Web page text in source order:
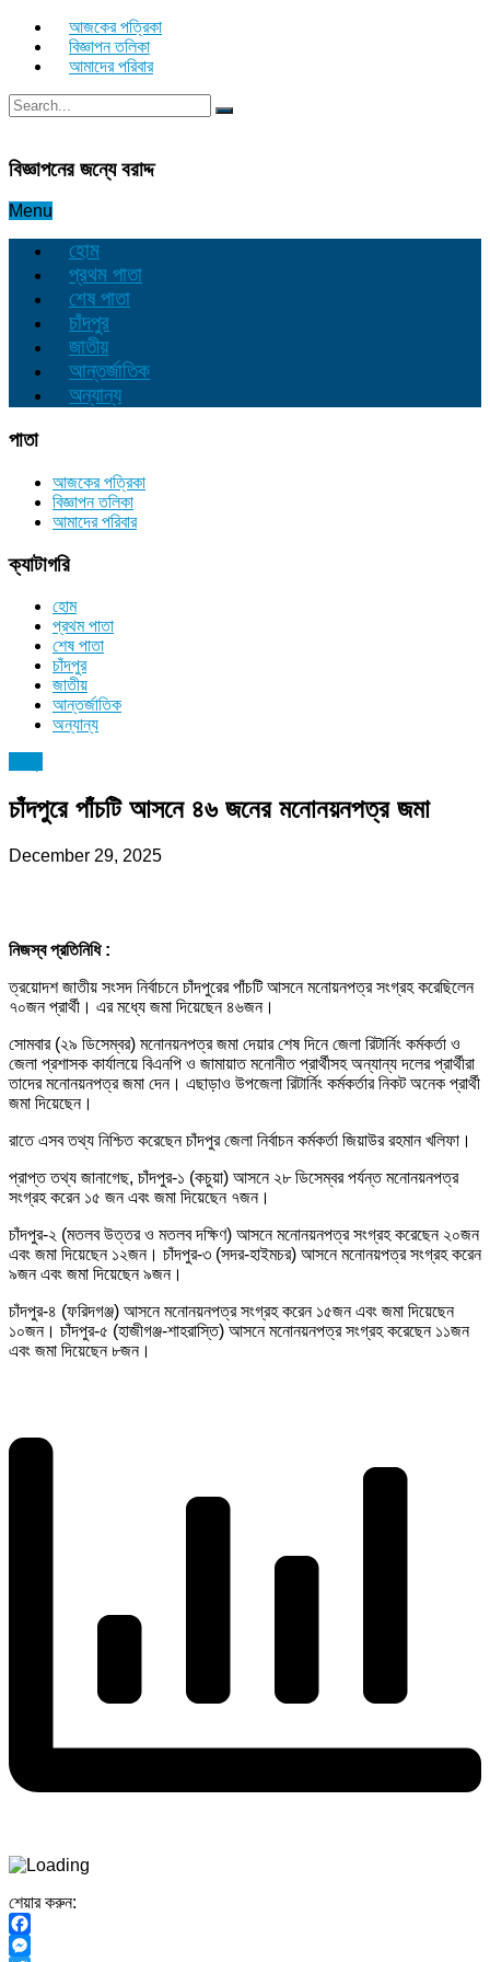
আজকের পত্রিকা
বিজ্ঞাপন তলিকা
আমাদের পরিবার
বিজ্ঞাপনের জন্যে বরাদ্দ
Menu
হোম
প্রথম পাতা
শেষ পাতা
চাঁদপুর
জাতীয়
আন্তর্জাতিক
অন্যান্য
পাতা
আজকের পত্রিকা
বিজ্ঞাপন তলিকা
আমাদের পরিবার
ক্যাটাগরি
হোম
প্রথম পাতা
শেষ পাতা
চাঁদপুর
জাতীয়
আন্তর্জাতিক
অন্যান্য
চাঁদপুরে পাঁচটি আসনে ৪৬ জনের মনোনয়নপত্র জমা
December 29, 2025
নিজস্ব প্রতিনিধি :
ত্রয়োদশ জাতীয় সংসদ নির্বাচনে চাঁদপুরের পাঁচটি আসনে মনোয়নপত্র সংগ্রহ করেছিলেন
৭০জন প্রার্থী। এর মধ্যে জমা দিয়েছেন ৪৬জন।
সোমবার (২৯ ডিসেম্বর) মনোনয়নপত্র জমা দেয়ার শেষ দিনে জেলা রিটার্নিং কর্মকর্তা ও
জেলা প্রশাসক কার্যালয়ে বিএনপি ও জামায়াত মনোনীত প্রার্থীসহ অন্যান্য দলের প্রার্থীরা
তাদের মনোনয়নপত্র জমা দেন। এছাড়াও উপজেলা রিটার্নিং কর্মকর্তার নিকট অনেক প্রার্থী
জমা দিয়েছেন।
রাতে এসব তথ্য নিশ্চিত করেছেন চাঁদপুর জেলা নির্বাচন কর্মকর্তা জিয়াউর রহমান খলিফা।
প্রাপ্ত তথ্য জানাগেছ, চাঁদপুর-১ (কচুয়া) আসনে ২৮ ডিসেম্বর পর্যন্ত মনোনয়নপত্র
সংগ্রহ করেন ১৫ জন এবং জমা দিয়েছেন ৭জন।
চাঁদপুর-২ (মতলব উত্তর ও মতলব দক্ষিণ) আসনে মনোনয়নপত্র সংগ্রহ করেছেন ২০জন
এবং জমা দিয়েছেন ১২জন। চাঁদপুর-৩ (সদর-হাইমচর) আসনে মনোনয়পত্র সংগ্রহ করেন
৯জন এবং জমা দিয়েছেন ৯জন।
চাঁদপুর-৪ (ফরিদগঞ্জ) আসনে মনোনয়নপত্র সংগ্রহ করেন ১৫জন এবং জমা দিয়েছেন
১০জন। চাঁদপুর-৫ (হাজীগঞ্জ-শাহরাস্তি) আসনে মনোনয়নপত্র সংগ্রহ করেছেন ১১জন
এবং জমা দিয়েছেন ৮জন।
শেয়ার করুন:
Facebook